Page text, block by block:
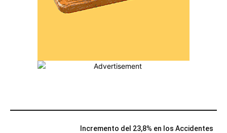
Incremento del 23,8% en los Accidentes